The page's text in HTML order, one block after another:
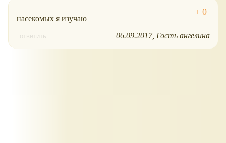
насекомых я изучаю
ответить 06.09.2017 Гость ангелина